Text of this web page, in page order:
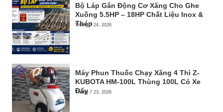
Bộ Láp Gắn Động Cơ Xăng Cho Ghe
Xuồng 5.5HP – 18HP Chất Liệu Inox &
Thép
Tháng 7 24, 2026
Máy Phun Thuốc Chạy Xăng 4 Thì Z-
KUBOTA HM-100L Thùng 100L Có Xe
Đẩy
Tháng 7 23, 2026